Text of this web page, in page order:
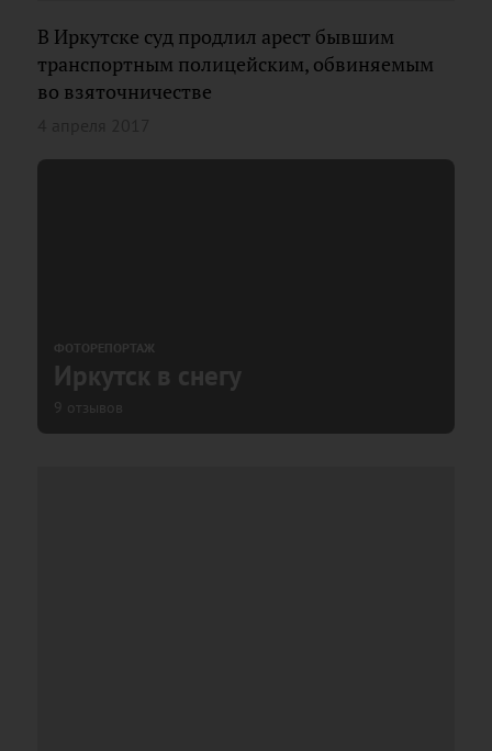
В Иркутске суд продлил арест бывшим
транспортным полицейским, обвиняемым
во взяточничестве
ФОТОРЕПОРТАЖ
Иркутск в снегу
9 отзывов